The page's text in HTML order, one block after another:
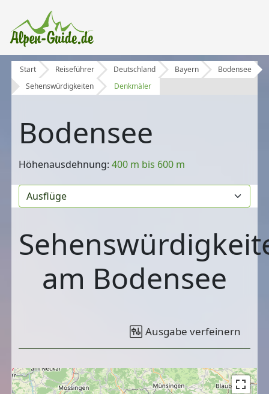
Start Reiseführer Deutschland Bayern
Bodensee
Sehenswürdigkeiten
Denkmäler
Bodensee
Höhenausdehnung:400 m bis 600 m
am Bodensee
Ausgabe verfeinern